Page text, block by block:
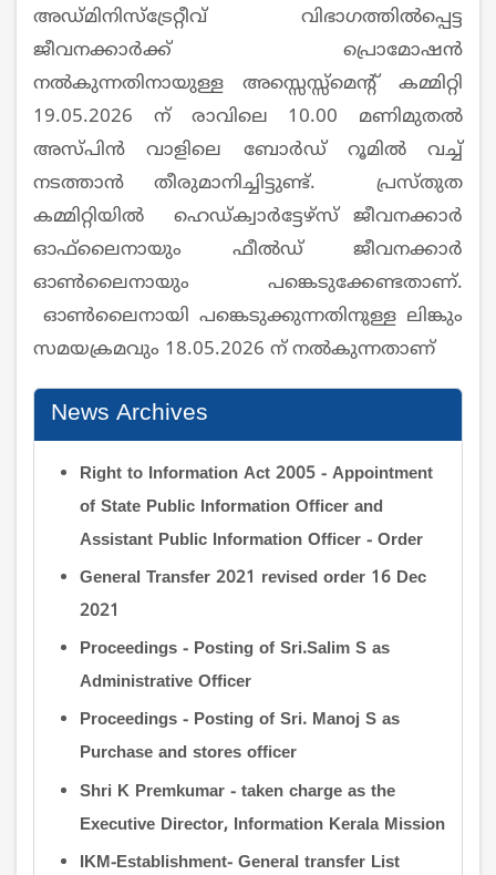
അഡ്മിനിസ്ട്രേറ്റീവ് വിഭാഗത്തില്‍പ്പെട്ട
ജീവനക്കാർക്ക് പ്രൊമോഷൻ
നൽകുന്നതിനായുള്ള അസ്സെസ്സ്മെന്‍റ് കമ്മിറ്റി
19.05.2026 ന് രാവിലെ 10.00 മണിമുതല്‍
അസ്പിന്‍ വാളിലെ ബോര്‍ഡ് റൂമില്‍ വച്ച്
നടത്താൻ തീരുമാനിച്ചിട്ടുണ്ട്. പ്രസ്തുത
കമ്മിറ്റിയിൽ ഹെഡ്ക്വാർട്ടേഴ്സ് ജീവനക്കാർ
ഓഫ്‍ലൈനായും ഫീൽഡ് ജീവനക്കാർ
ഓൺലൈനായും പങ്കെടുക്കേണ്ടതാണ്.
ഓൺലൈനായി പങ്കെടുക്കുന്നതിനുള്ള ലിങ്കും
സമയക്രമവും 18.05.2026 ന് നൽകുന്നതാണ്
News Archives
Right to Information Act 2005 - Appointment
of State Public Information Officer and
Assistant Public Information Officer - Order
General Transfer 2021 revised order 16 Dec
2021
Proceedings - Posting of Sri.Salim S as
Administrative Officer
Proceedings - Posting of Sri. Manoj S as
Purchase and stores officer
Shri K Premkumar - taken charge as the
Executive Director, Information Kerala Mission
IKM-Establishment- General transfer List